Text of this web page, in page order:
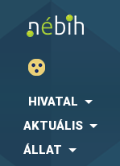
HIVATAL
AKTUÁLIS
ÁLLAT